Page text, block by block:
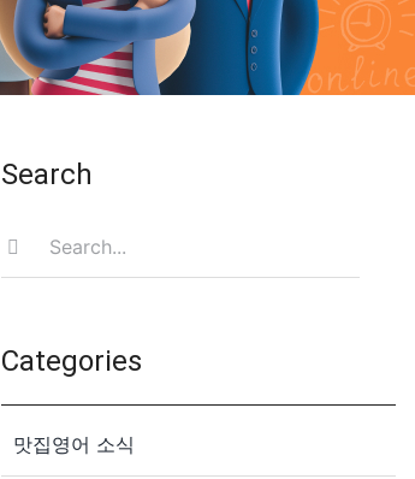
Search
for:
Categories
맛집영어 소식